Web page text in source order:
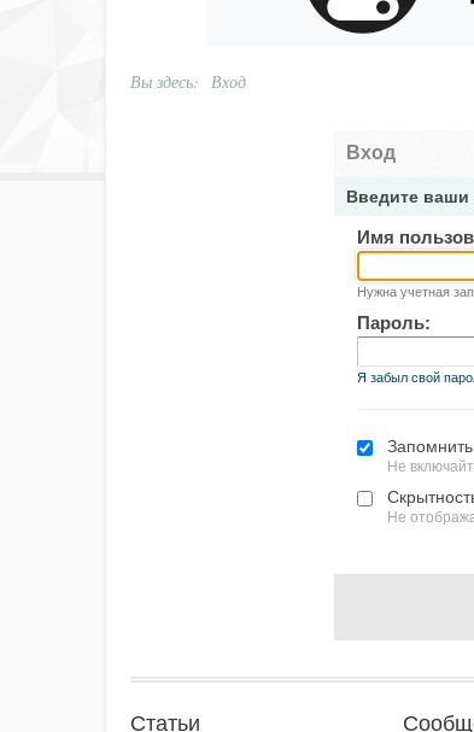
Вы здесь: Вход
Вход
Введите ваши
Имя
Нужна учетная
Пароль:
Я забыл свой
Не
Не
Статьи